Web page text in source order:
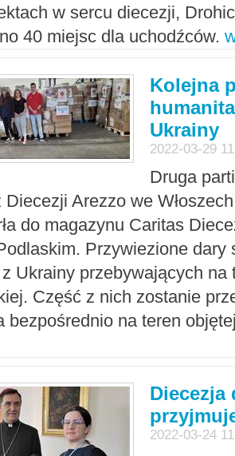
w sercu diecezji,
40 miejsc dla uchodźców.
Kolejna
Ukrainy
2022-03-29
Druga
Arezzo we
do magazynu Caritas
Przywiezione dary
Ukrainy przebywających na
Część z nich zostanie
bezpośrednio na teren
Diecezja
2022-03-24